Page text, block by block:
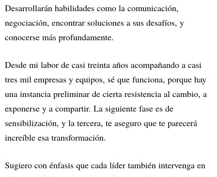
Desarrollarán habilidades como la comunicación,
negociación, encontrar soluciones a sus desafíos, y
conocerse más profundamente.
Desde mi labor de casi treinta años acompañando a casi
tres mil empresas y equipos, sé que funciona, porque hay
una instancia preliminar de cierta resistencia al cambio, a
exponerse y a compartir. La siguiente fase es de
sensibilización, y la tercera, te aseguro que te parecerá
increíble esa transformación.
Sugiero con énfasis que cada líder también intervenga en